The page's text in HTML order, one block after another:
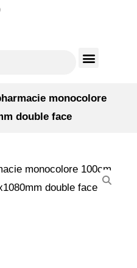
monocolore
double face